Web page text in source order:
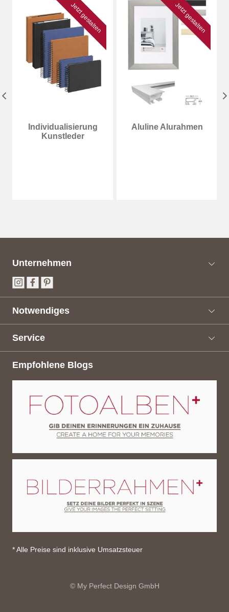
Jetzt gestalten
Individualisierung
Kunstleder
Jetzt gestalten
Aluline Alurahmen
Unternehmen
Notwendiges
Service
Empfohlene Blogs
* Alle Preise sind inklusive Umsatzsteuer
© My Perfect Design GmbH